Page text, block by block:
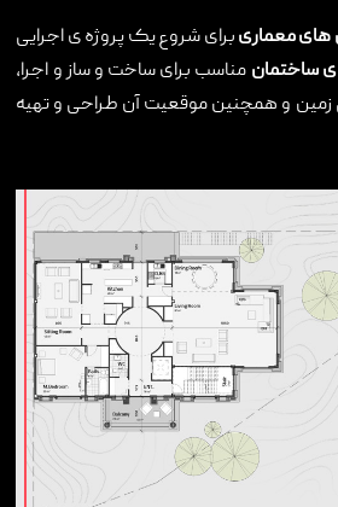
های معماریبرای شروع یک پروژه ی اجرایی
ساختمان مناسب برای ساخت و ساز و اجرا،
زمین و همچنین موقعیت آن طراحی و تهیه